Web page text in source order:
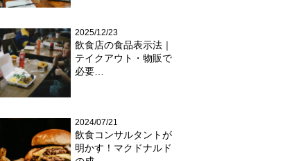
2025/12/23
飲食店の食品表示法｜
テイクアウト・物販で
必要…
2024/07/21
飲食コンサルタントが
明かす！マクドナルド